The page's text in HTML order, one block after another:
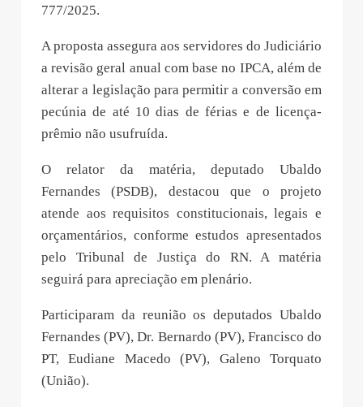
777/2025.
A proposta assegura aos servidores do Judiciário
a revisão geral anual com base no IPCA, além de
alterar a legislação para permitir a conversão em
pecúnia de até 10 dias de férias e de licença-
prêmio não usufruída.
O relator da matéria, deputado Ubaldo
Fernandes (PSDB), destacou que o projeto
atende aos requisitos constitucionais, legais e
orçamentários, conforme estudos apresentados
pelo Tribunal de Justiça do RN. A matéria
seguirá para apreciação em plenário.
Participaram da reunião os deputados Ubaldo
Fernandes (PV), Dr. Bernardo (PV), Francisco do
PT, Eudiane Macedo (PV), Galeno Torquato
(União).